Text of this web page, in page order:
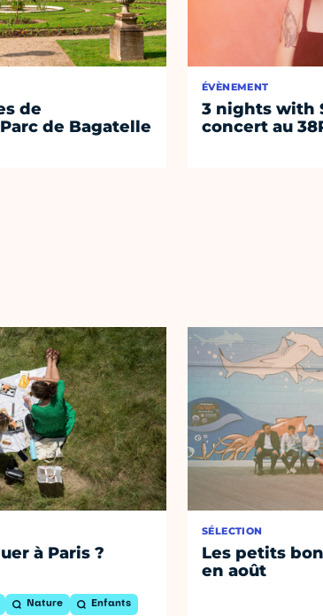
de
de Bagatelle
ÉVÈNEMENT
3 nights with
concert au
à Paris ?
Nature Enfants
SÉLECTION
Les petits
en août